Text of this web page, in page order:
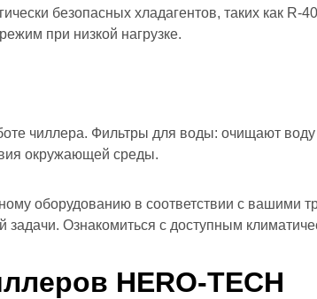
безопасных хладагентов, таких как
при низкой нагрузке.
чиллера. Фильтры для воды: очищают
окружающей среды.
оборудованию в соответствии с
Ознакомиться с доступным
HERO-TECH